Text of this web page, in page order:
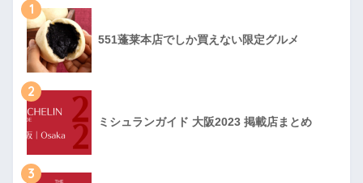
1
551蓬莱本店でしか買えない限定グルメ
2
ミシュランガイド 大阪2023 掲載店まとめ
3